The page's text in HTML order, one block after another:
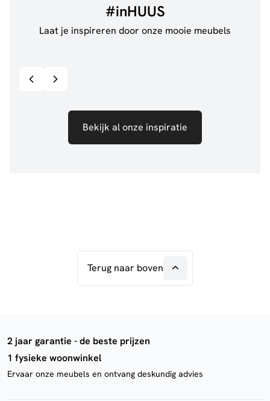
#inHUUS
Laat je inspireren door onze mooie meubels
Bekijk al onze inspiratie
Terug naar boven
2 jaar garantie - de beste prijzen
1 fysieke woonwinkel
Ervaar onze meubels en ontvang deskundig advies